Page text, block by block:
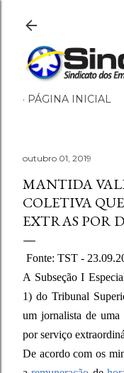
PÁGINA INICIAL
outubro 01, 2019
MANTIDA
COLETIVA
EXTRAS POR
Fonte: TST -
A Subseção I
1) do Tribunal
um jornalista de
por serviço
De acordo com os